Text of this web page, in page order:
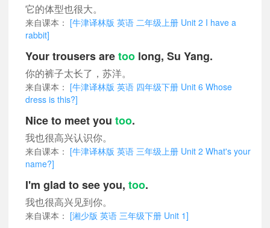
它的体型也很大。
来自课本： [牛津译林版 英语 二年级上册 Unit 2 I have a
rabbit]
Your trousers aretoo long, Su Yang.
你的裤子太长了，苏洋。
来自课本： [牛津译林版 英语 四年级下册 Unit 6 Whose
dress is this?]
Nice to meet you too.
我也很高兴认识你。
来自课本： [牛津译林版 英语 三年级上册 Unit 2 What's your
name?]
I'm glad to see you, too.
我也很高兴见到你。
来自课本： [湘少版 英语 三年级下册 Unit 1]